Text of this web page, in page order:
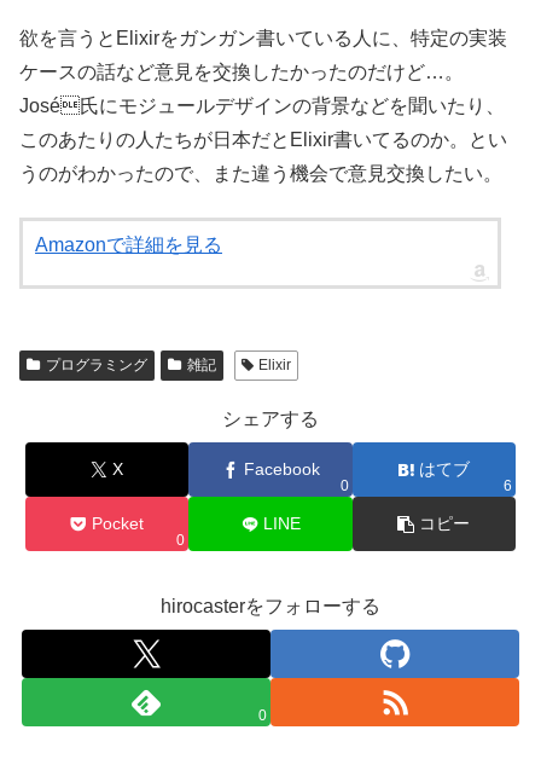
欲を言うとElixirをガンガン書いている人に、特定の実装
ケースの話など意見を交換したかったのだけど…。
José氏にモジュールデザインの背景などを聞いたり、
このあたりの人たちが日本だとElixir書いてるのか。とい
うのがわかったので、また違う機会で意見交換したい。
Amazonで詳細を見る
プログラミング 雑記 Elixir
シェアする
X Facebook
0
はてブ
6
Pocket
0
LINE コピー
hirocasterをフォローする
0